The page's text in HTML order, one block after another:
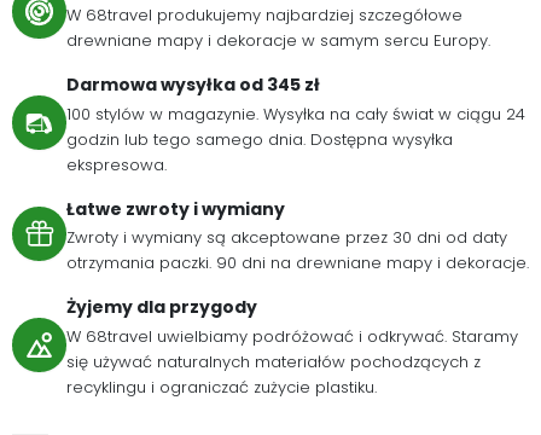
W 68travel produkujemy najbardziej szczegółowe
drewniane mapy i dekoracje w samym sercu Europy.
Darmowa wysyłka od 345 zł
100 stylów w magazynie. Wysyłka na cały świat w ciągu 24
godzin lub tego samego dnia. Dostępna wysyłka
ekspresowa.
Łatwe zwroty i wymiany
Zwroty i wymiany są akceptowane przez 30 dni od daty
otrzymania paczki. 90 dni na drewniane mapy i dekoracje.
Żyjemy dla przygody
W 68travel uwielbiamy podróżować i odkrywać. Staramy
się używać naturalnych materiałów pochodzących z
recyklingu i ograniczać zużycie plastiku.